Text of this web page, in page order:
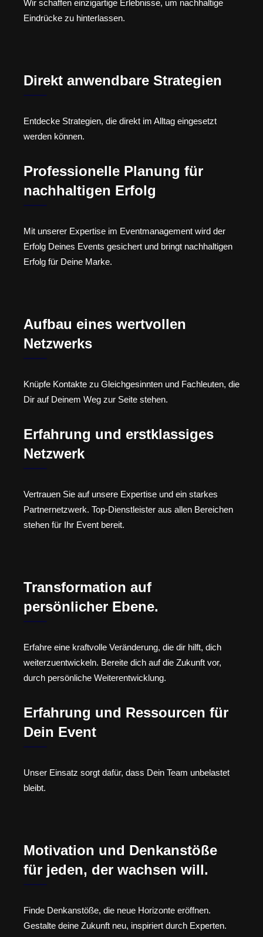
Wir schaffen einzigartige Erlebnisse, um nachhaltige
Eindrücke zu hinterlassen.
Direkt anwendbare Strategien
Entdecke Strategien, die direkt im Alltag eingesetzt
werden können.
Professionelle Planung für
nachhaltigen Erfolg
Mit unserer Expertise im Eventmanagement wird der
Erfolg Deines Events gesichert und bringt nachhaltigen
Erfolg für Deine Marke.
Aufbau eines wertvollen
Netzwerks
Knüpfe Kontakte zu Gleichgesinnten und Fachleuten, die
Dir auf Deinem Weg zur Seite stehen.
Erfahrung und erstklassiges
Netzwerk
Vertrauen Sie auf unsere Expertise und ein starkes
Partnernetzwerk. Top-Dienstleister aus allen Bereichen
stehen für Ihr Event bereit.
Transformation auf
persönlicher Ebene.
Erfahre eine kraftvolle Veränderung, die dir hilft, dich
weiterzuentwickeln. Bereite dich auf die Zukunft vor,
durch persönliche Weiterentwicklung.
Erfahrung und Ressourcen für
Dein Event
Unser Einsatz sorgt dafür, dass Dein Team unbelastet
bleibt.
Motivation und Denkanstöße
für jeden, der wachsen will.
Finde Denkanstöße, die neue Horizonte eröffnen.
Gestalte deine Zukunft neu, inspiriert durch Experten.